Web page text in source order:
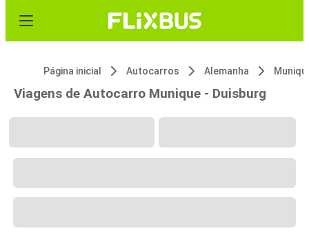
Página inicial Autocarros Alemanha
Viagens de Autocarro Munique - Duisburg